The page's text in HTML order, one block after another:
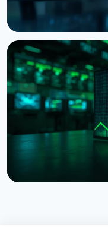
НОВОСТЬ
Bitcoin застрял на
фондового рынка
5 августа 2026 г.4 мин